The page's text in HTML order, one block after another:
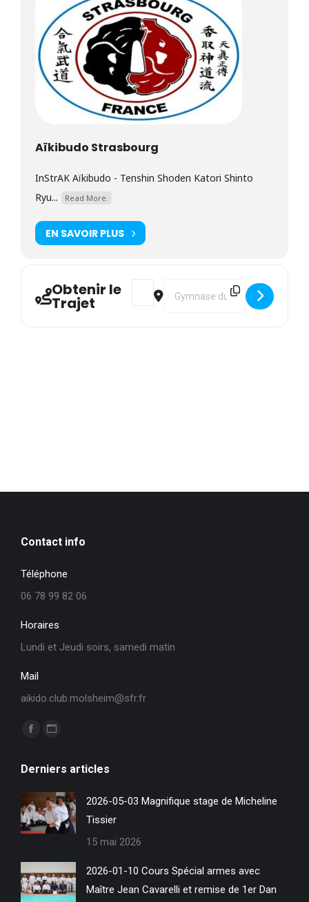
Aïkibudo Strasbourg
InStrAK Aïkibudo - Tenshin Shoden Katori Shinto
Ryu...
Read More.
EN SAVOIR PLUS
Obtenir le
Trajet
Address - Stage FTP Aïkibudo Kobudo
Destination Address - Stage
Contact info
Téléphone
06 78 99 82 06
Horaires
Lundi et Jeudi soirs, samedi matin
Mail
aikido.club.molsheim@sfr.fr
Trouvez nous sur :
La
Facebook
s'ouvre
dans
une
fenêtre
La
Site
Web
s'ouvre
dans
nouvelle
fenêtre
Derniers articles
2026-05-03 Magnifique stage de Micheline
Tissier
15 mai 2026
2026-01-10 Cours Spécial armes avec
Maître Jean Cavarelli et remise de 1er Dan